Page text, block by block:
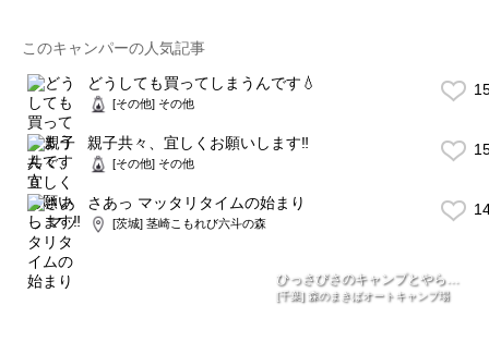
このキャンパーの人気記事
どうしても買ってしまうんです💧
[その他] その他
親子共々、宜しくお願いします‼️
[その他] その他
さあっ マッタリタイムの始まり
[茨城] 茎崎こもれび六斗の森
ひっさびさのキャンプとやら…
[千葉] 森のまきばオートキャンプ場